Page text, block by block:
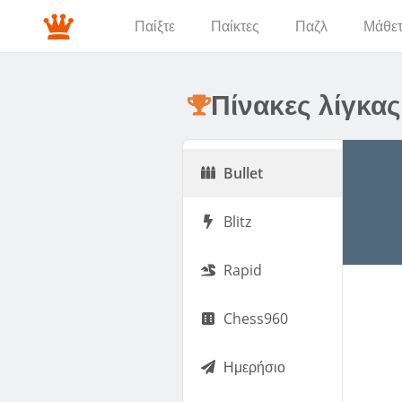
Παίξτε Παίκτες Παζλ
Πίνακες λίγκας
Bullet
Blitz
Rapid
Chess960
Ημερήσιο